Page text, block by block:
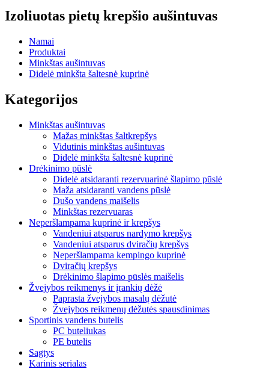
Izoliuotas pietų krepšio aušintuvas
Namai
Produktai
Minkštas aušintuvas
Didelė minkšta šaltesnė kuprinė
Kategorijos
Minkštas aušintuvas
Mažas minkštas šaltkrepšys
Vidutinis minkštas aušintuvas
Didelė minkšta šaltesnė kuprinė
Drėkinimo pūslė
Didelė atsidaranti rezervuarinė šlapimo pūslė
Maža atsidaranti vandens pūslė
Dušo vandens maišelis
Minkštas rezervuaras
Neperšlampama kuprinė ir krepšys
Vandeniui atsparus nardymo krepšys
Vandeniui atsparus dviračių krepšys
Neperšlampama kempingo kuprinė
Dviračių krepšys
Drėkinimo šlapimo pūslės maišelis
Žvejybos reikmenys ir įrankių dėžė
Paprasta žvejybos masalų dėžutė
Žvejybos reikmenų dėžutės spausdinimas
Sportinis vandens butelis
PC buteliukas
PE butelis
Sagtys
Karinis serialas